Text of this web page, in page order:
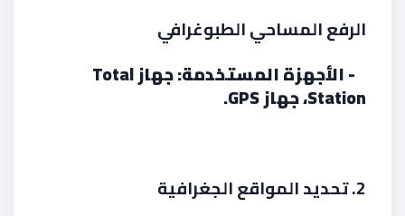
الرفع المساحي الطبوغرافي
- الأجهزة المستخدمة: جهاز Total
Station، جهاز GPS.
2. تحديد المواقع الجغرافية